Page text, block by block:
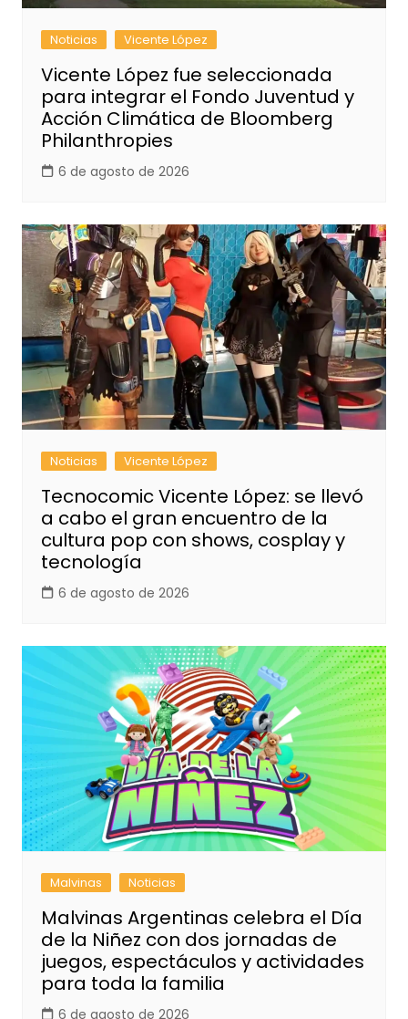
Noticias Vicente López
Vicente López fue seleccionada
para integrar el Fondo Juventud y
Acción Climática de Bloomberg
Philanthropies
6 de agosto de 2026
Noticias Vicente López
Tecnocomic Vicente López: se llevó
a cabo el gran encuentro de la
cultura pop con shows, cosplay y
tecnología
6 de agosto de 2026
Malvinas Noticias
Malvinas Argentinas celebra el Día
de la Niñez con dos jornadas de
juegos, espectáculos y actividades
para toda la familia
6 de agosto de 2026